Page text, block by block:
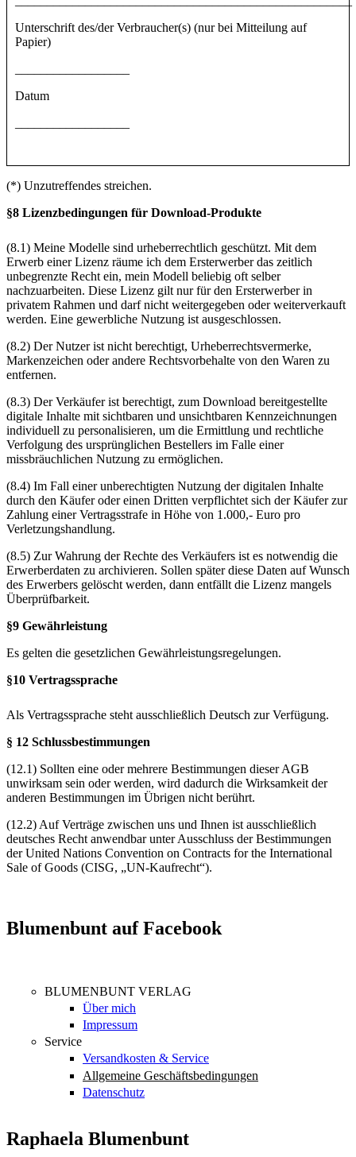
Unterschrift des/der Verbraucher(s) (nur bei Mitteilung auf
Papier)
Datum
(*) Unzutreffendes streichen.
§8 Lizenzbedingungen für Download-Produkte
(8.1) Meine Modelle sind urheberrechtlich geschützt. Mit dem
Erwerb einer Lizenz räume ich dem Ersterwerber das zeitlich
unbegrenzte Recht ein, mein Modell beliebig oft selber
nachzuarbeiten. Diese Lizenz gilt nur für den Ersterwerber in
privatem Rahmen und darf nicht weitergegeben oder weiterverkauft
werden. Eine gewerbliche Nutzung ist ausgeschlossen.
(8.2) Der Nutzer ist nicht berechtigt, Urheberrechtsvermerke,
Markenzeichen oder andere Rechtsvorbehalte von den Waren zu
entfernen.
(8.3) Der Verkäufer ist berechtigt, zum Download bereitgestellte
digitale Inhalte mit sichtbaren und unsichtbaren Kennzeichnungen
individuell zu personalisieren, um die Ermittlung und rechtliche
Verfolgung des ursprünglichen Bestellers im Falle einer
missbräuchlichen Nutzung zu ermöglichen.
(8.4) Im Fall einer unberechtigten Nutzung der digitalen Inhalte
durch den Käufer oder einen Dritten verpflichtet sich der Käufer zur
Zahlung einer Vertragsstrafe in Höhe von 1.000,- Euro pro
Verletzungshandlung.
(8.5) Zur Wahrung der Rechte des Verkäufers ist es notwendig die
Erwerberdaten zu archivieren. Sollen später diese Daten auf Wunsch
des Erwerbers gelöscht werden, dann entfällt die Lizenz mangels
Überprüfbarkeit.
§9 Gewährleistung
Es gelten die gesetzlichen Gewährleistungsregelungen.
§10 Vertragssprache
Als Vertragssprache steht ausschließlich Deutsch zur Verfügung.
§ 12 Schlussbestimmungen
(12.1) Sollten eine oder mehrere Bestimmungen dieser AGB
unwirksam sein oder werden, wird dadurch die Wirksamkeit der
anderen Bestimmungen im Übrigen nicht berührt.
(12.2) Auf Verträge zwischen uns und Ihnen ist ausschließlich
deutsches Recht anwendbar unter Ausschluss der Bestimmungen
der United Nations Convention on Contracts for the International
Sale of Goods (CISG, „UN-Kaufrecht“).
Blumenbunt auf Facebook
BLUMENBUNT VERLAG
Über mich
Impressum
Service
Versandkosten & Service
Allgemeine Geschäftsbedingungen
Datenschutz
Raphaela Blumenbunt